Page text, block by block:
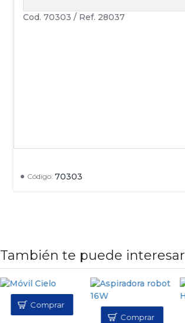
Código: 70303
Cod. 70303 / Ref. 28037
También te puede interesar
Comprar
Comprar